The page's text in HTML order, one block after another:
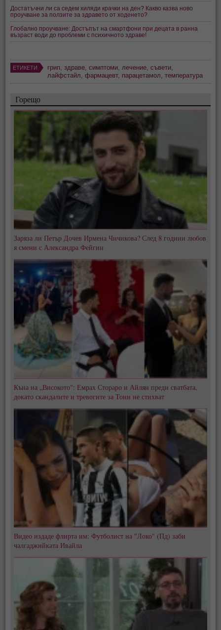
Достатъчни ли са седем хиляди крачки на ден? Какво казва ново
проучване за ползите за здравето от ходенето?
Глобално проучване: Достъпът на смартфони при децата в ранна
възраст води до проблеми с психичното здраве!
ЕТИКЕТИ грип,здраве,симптоми,лечение,съвети,
лайфстайл,фармацевт, парацетамол,температура
Горещо
Заряза ли Петър Дочев Ирмена Чичикова? След 8 години любов
я смени с Александра Фейгин
Къна на „Високото": Емрах Стораро и Айлян преди сватбата,
докато скандалите и тревогите за Тони не стихват
Видео издаде флирта им: Футболист на "Локо" (Пд) заби
чалгаджийката Ивайла